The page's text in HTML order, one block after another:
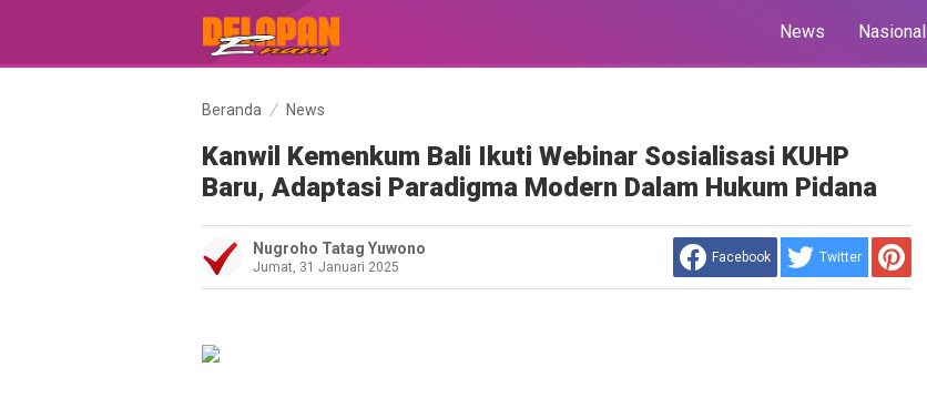
News Nasional
Beranda News
Kanwil Kemenkum Bali Ikuti Webinar Sosialisasi KUHP
Baru, Adaptasi Paradigma Modern Dalam Hukum Pidana
Nugroho Tatag Yuwono
Jumat, 31 Januari 2025
Facebook Twitter